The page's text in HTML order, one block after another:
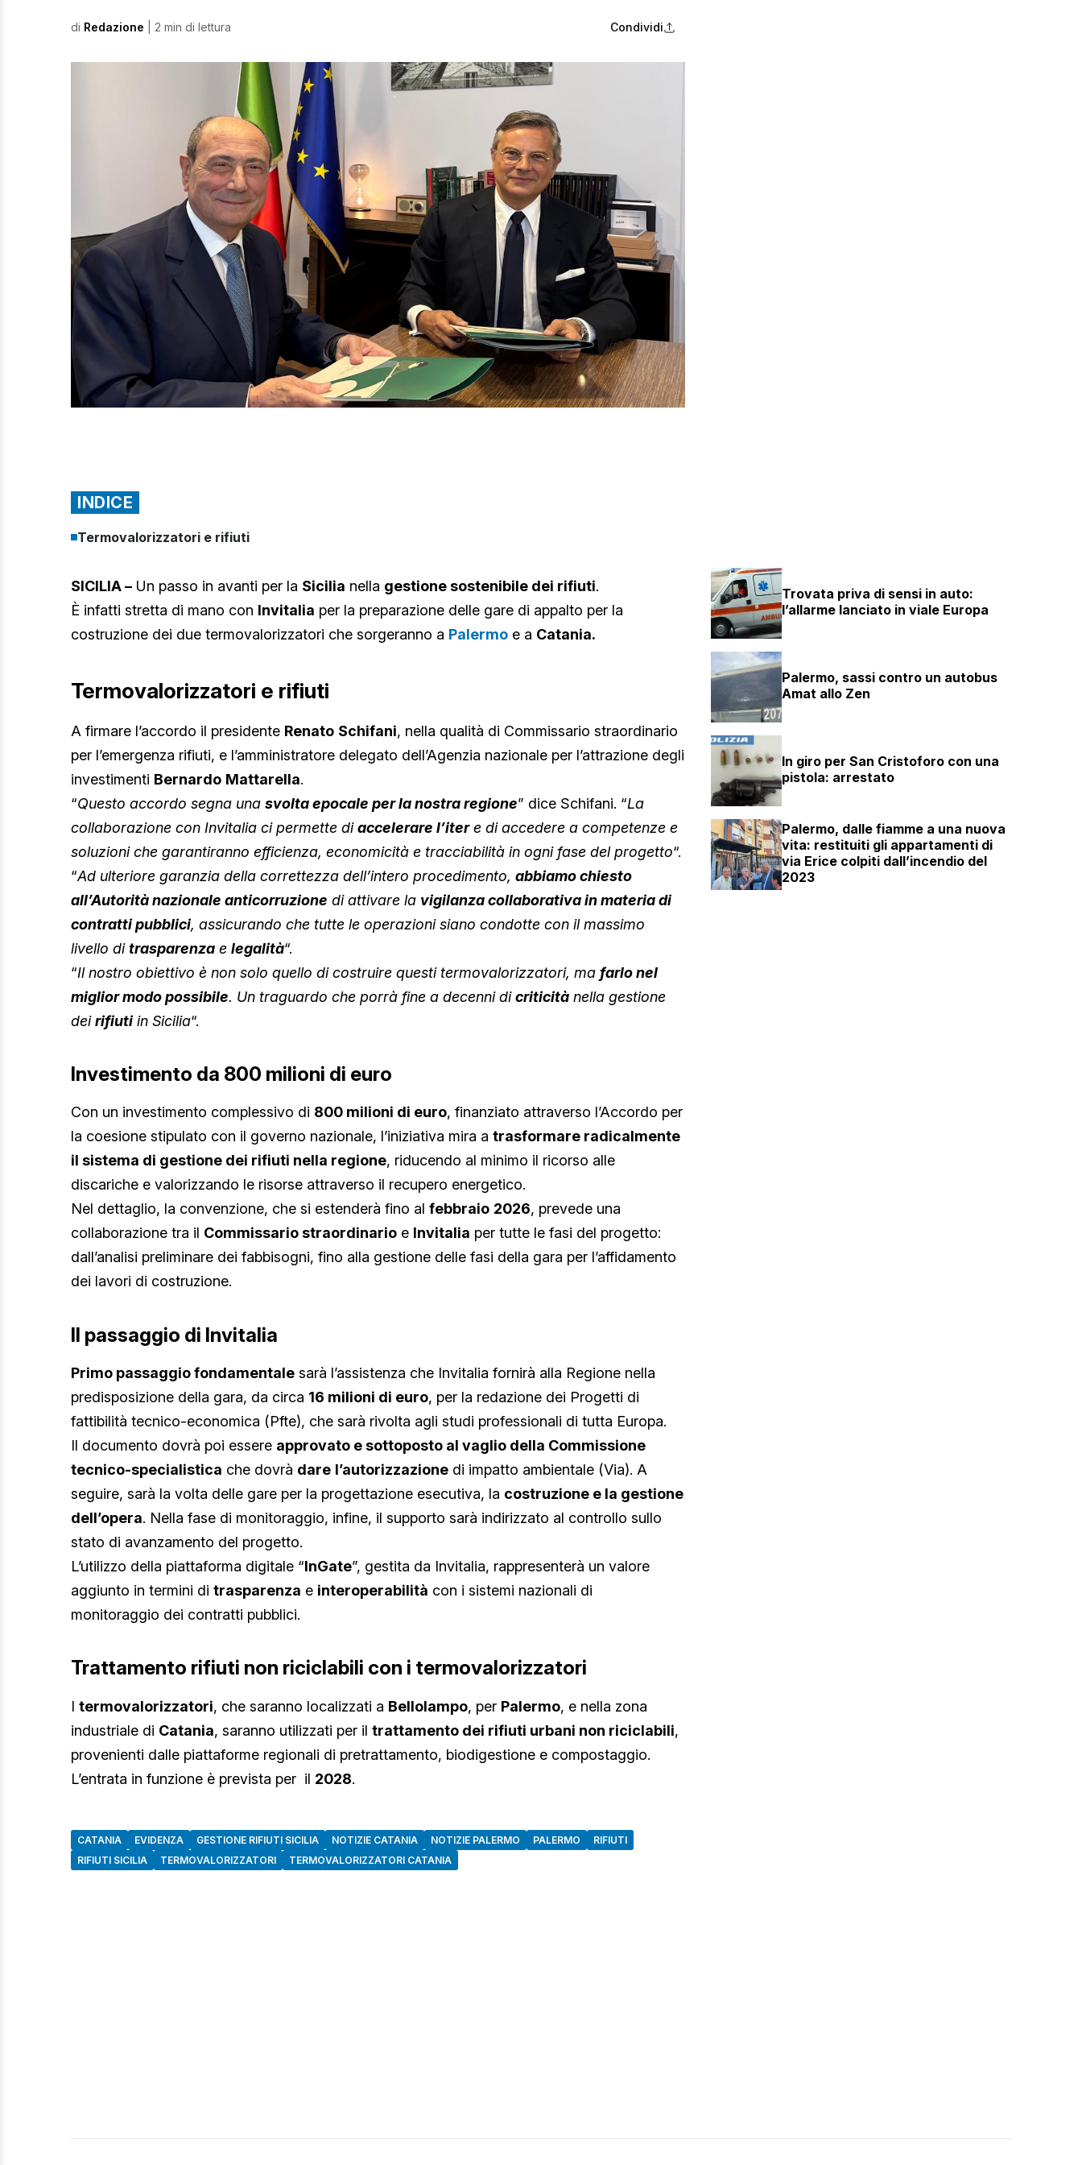
di Redazione | 2 min di lettura Condividi
INDICE
Termovalorizzatori e rifiuti
SICILIA – Un passo in avanti per la Sicilia nella gestione sostenibile dei rifiuti.
È infatti stretta di mano con Invitalia per la preparazione delle gare di appalto per la
costruzione dei due termovalorizzatori che sorgeranno a Palermo e a Catania.
Termovalorizzatori e rifiuti
A firmare l’accordo il presidente Renato Schifani, nella qualità di Commissario straordinario
per l’emergenza rifiuti, e l’amministratore delegato dell’Agenzia nazionale per l’attrazione degli
investimenti Bernardo Mattarella.
“Questo accordo segna una svolta epocale per la nostra regione” dice Schifani. “La
collaborazione con Invitalia ci permette diaccelerare l’itere di accedere a competenze e
soluzioni che garantiranno efficienza, economicità e tracciabilità in ogni fase del progetto“.
“Ad ulteriore garanzia della correttezza dell’intero procedimento, abbiamo chiesto
all’Autorità nazionale anticorruzione di attivare la vigilanza collaborativa in materia di
contratti pubblici, assicurando che tutte le operazioni siano condotte con il massimo
livello ditrasparenza e legalità“.
“Il nostro obiettivo è non solo quello di costruire questi termovalorizzatori, ma farlo nel
miglior modo possibile. Un traguardo che porrà fine a decenni dicriticità nella gestione
deirifiuti in Sicilia“.
Investimento da 800 milioni di euro
Con un investimento complessivo di 800 milioni di euro, finanziato attraverso l’Accordo per
la coesione stipulato con il governo nazionale, l’iniziativa mira a trasformare radicalmente
il sistema di gestione dei rifiuti nella regione, riducendo al minimo il ricorso alle
discariche e valorizzando le risorse attraverso il recupero energetico.
Nel dettaglio, la convenzione, che si estenderà fino al febbraio 2026, prevede una
collaborazione tra il Commissario straordinario e Invitalia per tutte le fasi del progetto:
dall’analisi preliminare dei fabbisogni, fino alla gestione delle fasi della gara per l’affidamento
dei lavori di costruzione.
Il passaggio di Invitalia
Primo passaggio fondamentale sarà l’assistenza che Invitalia fornirà alla Regione nella
predisposizione della gara, da circa 16 milioni di euro, per la redazione dei Progetti di
fattibilità tecnico-economica (Pfte), che sarà rivolta agli studi professionali di tutta Europa.
Il documento dovrà poi essere approvato e sottoposto al vaglio della Commissione
tecnico-specialistica che dovrà dare l’autorizzazione di impatto ambientale (Via). A
seguire, sarà la volta delle gare per la progettazione esecutiva, la costruzione e la gestione
dell’opera. Nella fase di monitoraggio, infine, il supporto sarà indirizzato al controllo sullo
stato di avanzamento del progetto.
L’utilizzo della piattaforma digitale “InGate”, gestita da Invitalia, rappresenterà un valore
aggiunto in termini di trasparenza e interoperabilità con i sistemi nazionali di
monitoraggio dei contratti pubblici.
Trattamento rifiuti non riciclabili con i termovalorizzatori
I termovalorizzatori, che saranno localizzati a Bellolampo, per Palermo, e nella zona
industriale di Catania, saranno utilizzati per il trattamento dei rifiuti urbani non riciclabili,
provenienti dalle piattaforme regionali di pretrattamento, biodigestione e compostaggio.
L’entrata in funzione è prevista per il 2028.
CATANIA EVIDENZA GESTIONE RIFIUTI SICILIA NOTIZIE CATANIA NOTIZIE PALERMO PALERMO
RIFIUTI
RIFIUTI SICILIA
TERMOVALORIZZATORI TERMOVALORIZZATORI CATANIA
Trovata priva di sensi in auto:
l’allarme lanciato in viale Europa
Palermo, sassi contro un autobus
Amat allo Zen
In giro per San Cristoforo con una
pistola: arrestato
Palermo, dalle fiamme a una nuova
vita: restituiti gli appartamenti di
via Erice colpiti dall’incendio del
2023